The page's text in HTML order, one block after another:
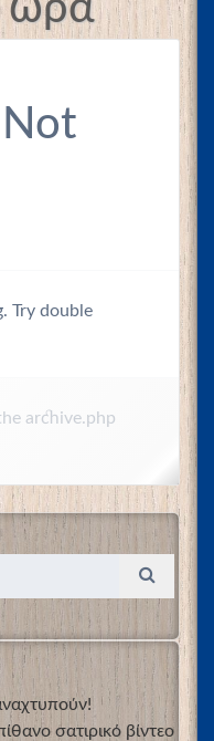
ώρα
Try double
archive.php
σατιρικό βίντεο